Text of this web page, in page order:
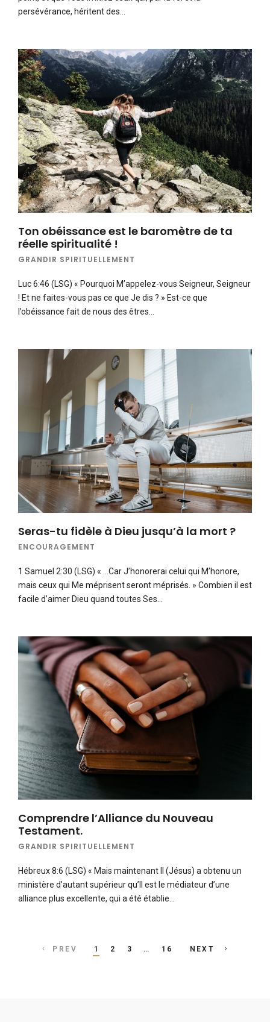
persévérance, héritent des…
Ton obéissance est le baromètre de ta
réelle spiritualité !
GRANDIR SPIRITUELLEMENT
Luc 6:46 (LSG) « Pourquoi M’appelez-vous Seigneur, Seigneur
! Et ne faites-vous pas ce que Je dis ? » Est-ce que
l’obéissance fait de nous des êtres…
Seras-tu fidèle à Dieu jusqu’à la mort ?
ENCOURAGEMENT
1 Samuel 2:30 (LSG) « …Car J’honorerai celui qui M’honore,
mais ceux qui Me méprisent seront méprisés. » Combien il est
facile d’aimer Dieu quand toutes Ses…
Comprendre l’Alliance du Nouveau
Testament.
GRANDIR SPIRITUELLEMENT
Hébreux 8:6 (LSG) « Mais maintenant Il (Jésus) a obtenu un
ministère d’autant supérieur qu’Il est le médiateur d’une
alliance plus excellente, qui a été établie…
Posts
PREV 1 2 3 … 16 NEXT